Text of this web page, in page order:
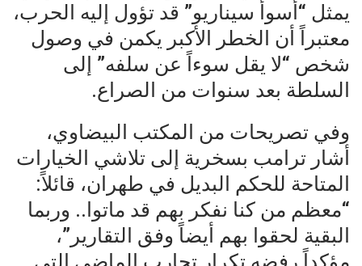
يمثل “أسوأ سيناريو” قد تؤول إليه الحرب،
معتبراً أن الخطر الأكبر يكمن في وصول
شخص “لا يقل سوءاً عن سلفه” إلى
السلطة بعد سنوات من الصراع.
وفي تصريحات من المكتب البيضاوي،
أشار ترامب بسخرية إلى تلاشي الخيارات
المتاحة للحكم البديل في طهران، قائلاً:
“معظم من كنا نفكر بهم قد ماتوا.. وربما
البقية لحقوا بهم أيضاً وفق التقارير”،